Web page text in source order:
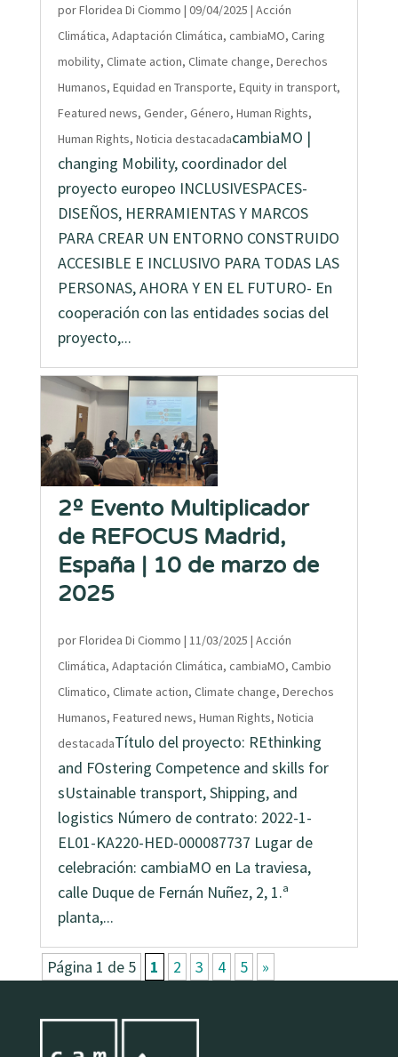
porFloridea Di Ciommo | 09/04/2025 | Acción
Climática, Adaptación Climática, cambiaMO, Caring
mobility, Climate action, Climate change, Derechos
Humanos, Equidad en Transporte, Equity in transport,
Featured news, Gender, Género, Human Rights,
Human Rights, Noticia destacadacambiaMO |
changing Mobility, coordinador del
proyecto europeo INCLUSIVESPACES-
DISEÑOS, HERRAMIENTAS Y MARCOS
PARA CREAR UN ENTORNO CONSTRUIDO
ACCESIBLE E INCLUSIVO PARA TODAS LAS
PERSONAS, AHORA Y EN EL FUTURO- En
cooperación con las entidades socias del
proyecto,...
2º Evento Multiplicador
de REFOCUS Madrid,
España | 10 de marzo de
2025
porFloridea Di Ciommo | 11/03/2025 | Acción
Climática, Adaptación Climática, cambiaMO, Cambio
Climatico, Climate action, Climate change, Derechos
Humanos, Featured news, Human Rights, Noticia
destacadaTítulo del proyecto: REthinking
and FOstering Competence and skills for
sUstainable transport, Shipping, and
logistics Número de contrato: 2022-1-
EL01-KA220-HED-000087737 Lugar de
celebración: cambiaMO en La traviesa,
calle Duque de Fernán Nuñez, 2, 1.ª
planta,...
Página 1 de 5 1 2 3 4 5 »